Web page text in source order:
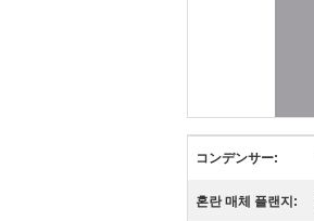
コンデンサー:
혼란 매체 플랜지: